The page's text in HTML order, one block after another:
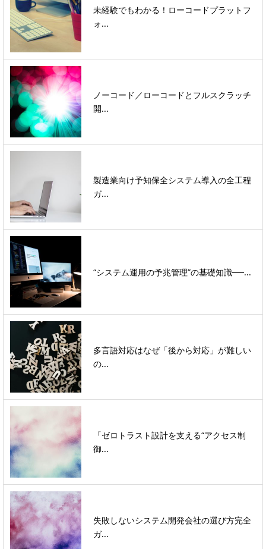
未経験でもわかる！ローコードプラットフ
ォ...
ノーコード／ローコードとフルスクラッチ
開...
製造業向け予知保全システム導入の全工程
ガ...
“システム運用の予兆管理”の基礎知識──...
多言語対応はなぜ「後から対応」が難しい
の...
「ゼロトラスト設計を支える“アクセス制
御...
失敗しないシステム開発会社の選び方完全
ガ...